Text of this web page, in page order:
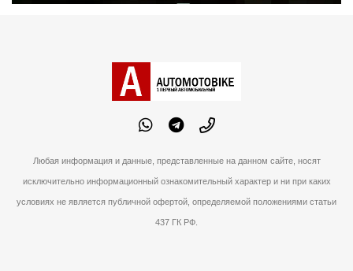
Любая информация и данные, представленные на данном сайте, носят
исключительно информационный ознакомительный характер и ни при каких
условиях не является публичной офертой, определяемой положениями статьи
437 ГК РФ.